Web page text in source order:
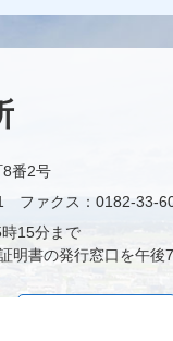
番2号
ファクス：0182-33-
15分まで
明書の発行窓口を午後